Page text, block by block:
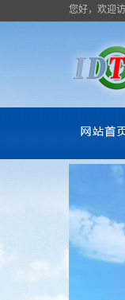
您好，欢迎